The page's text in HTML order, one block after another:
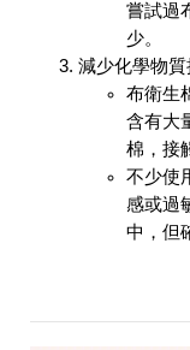
嘗試過
少。
減少化學物質
布衛生
含有大
棉，接
不少使
感或過
中，但